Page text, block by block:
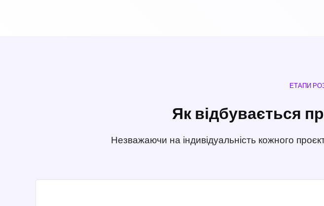
ЕТАПИ
Як відбувається
Незважаючи на індивідуальність кожного